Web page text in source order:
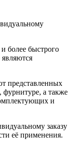
более быстрого
являются
представленных
фурнитуре, а также
и
заказу
её применения.